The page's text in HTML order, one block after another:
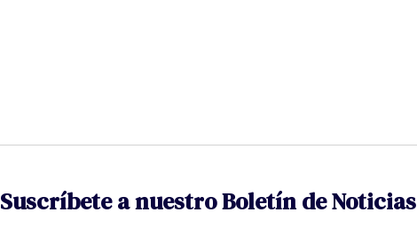
Suscríbete a nuestro Boletín de Noticias